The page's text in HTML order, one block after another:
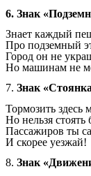
6. Знак
Знает каждый
Про подземный
Город он не
Но машинам не
7. Знак
Тормозить здесь
Но нельзя стоять
Пассажиров ты
И скорее уезжай!
8. Знак